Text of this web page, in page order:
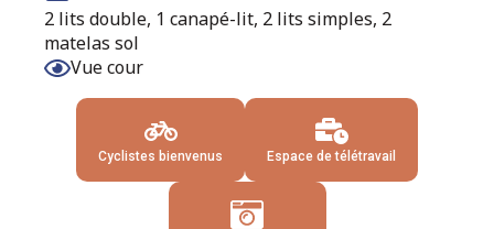
2 lits double, 1 canapé-lit, 2 lits simples, 2
matelas sol
Vue cour
Cyclistes bienvenus Espace de télétravail